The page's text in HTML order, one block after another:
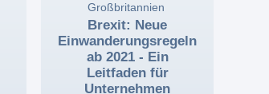
Brexit: Neue
Einwanderungsregeln
ab 2021 - Ein
Leitfaden für
Unternehmen
Großbritannien